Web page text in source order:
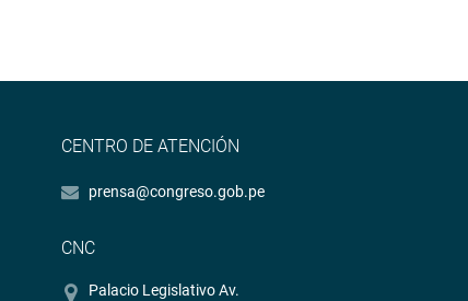
CENTRO DE ATENCIÓN
prensa@congreso.gob.pe
CNC
Palacio Legislativo Av.